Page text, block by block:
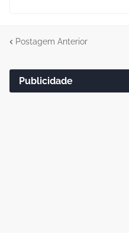
Postagem Anterior
Publicidade